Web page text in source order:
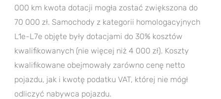
000 km kwota dotacji mogła zostać zwiększona do
70 000 zł. Samochody z kategorii homologacyjnych
L1e-L7e objęte były dotacjami do 30% kosztów
kwalifikowanych (nie więcej niż 4 000 zł). Koszty
kwalifikowane obejmowały zarówno cenę netto
pojazdu, jak i kwotę podatku VAT, której nie mógł
odliczyć nabywca pojazdu.